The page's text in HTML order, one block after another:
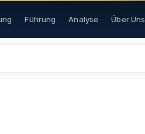
Führung Analyse Über Uns